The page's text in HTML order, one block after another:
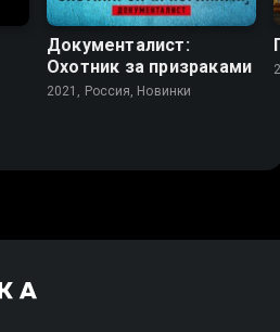
Документалист:
Охотник за призраками
2021, Россия, Новинки